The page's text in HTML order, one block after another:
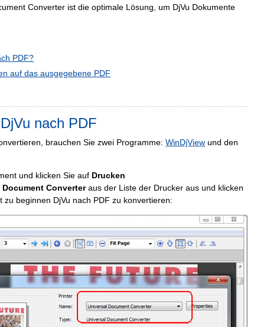
Converter ist die optimale Lösung, um DjVu Dokumente
PDF?
auf das ausgegebene PDF
nach PDF
brauchen Sie zwei Programme: WinDjView und den
und klicken Sie auf Drucken
Document Converteraus der Liste der Drucker aus und klicken
zu beginnen DjVu nach PDF zu konvertieren: